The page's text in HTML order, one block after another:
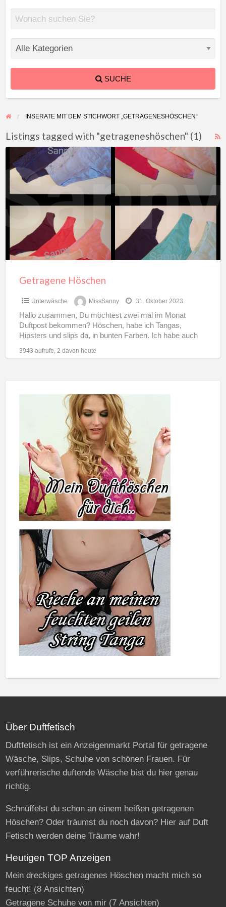
SUCHE
INSERATE MIT DEM STICHWORT „GETRAGENESHÖSCHEN“
Listings tagged with "getrageneshöschen" (1)
Getragene
Höschen
Getragene Höschen
Unterwäsche MissSanny 31. Oktober 2023
Hallo zusammen, Du möchtest zwei mal im Monat
Duftpost bekommen? Höschen, habe ich Tangas,
Hipsters und slips da, in bunten Farben. Ich habe auch
3943 aufrufe, 2 davon heute
Über Duftfetisch
Duftfetisch ist ein Anzeigenmarkt Portal für getragene
Wäsche, Slips, Schuhe von schönen Frauen. Für
verführerische duftende Wäsche bist du hier genau
richtig.
Schnüffelst du schon an einem heißen getragenen
Höschen? Oder träumst du noch davon? Hier auf Duft
Fetisch werden deine Träume wahr!
Heutigen TOP Anzeigen
Mein dreckiges getragenes Höschen macht mich so
feucht! (8 Ansichten)
Getragene Schuhe von mir(7 Ansichten)